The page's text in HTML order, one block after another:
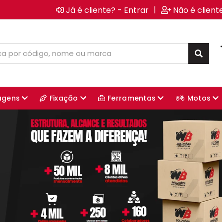
Já é cliente? - Entrar | Não é
Fixação Ferramentas Motos